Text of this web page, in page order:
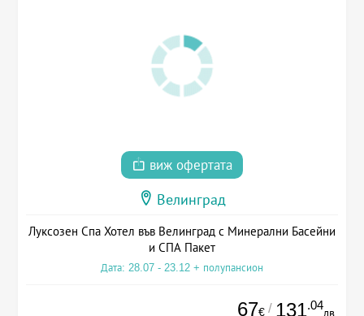
виж офертата
Велинград
Луксозен Спа Хотел във Велинград с Минерални Басейни
и СПА Пакет
Дата: 28.07 - 23.12 + полупансион
67€ / 131.04
лв.